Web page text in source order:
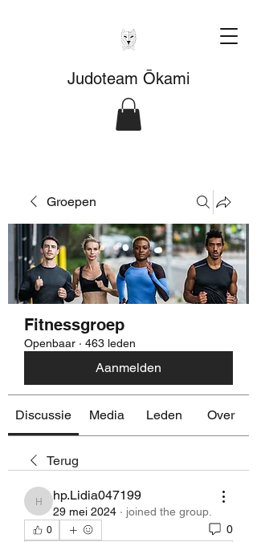
Judoteam Ōkami
Groepen
Fitnessgroep
Openbaar · 463 leden
Aanmelden
Discussie Media Leden Over
Terug
hp.Lidia047199
hp.Lidia047199
29 mei 2024 · joined the group.
0 0